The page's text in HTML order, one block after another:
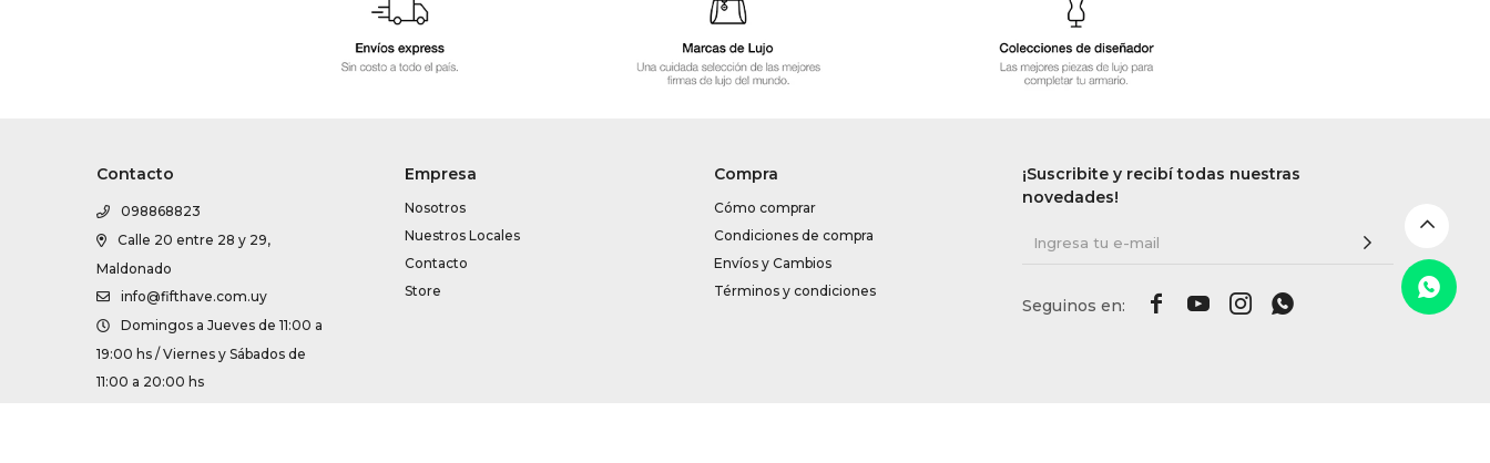
Contacto
098868823
Calle 20 entre 28 y 29,
Maldonado
info@fifthave.com.uy
Domingos a Jueves de 11:00 a
19:00 hs / Viernes y Sábados de
11:00 a 20:00 hs
Empresa
Nosotros
Nuestros Locales
Contacto
Store
Compra
Cómo comprar
Condiciones de compra
Envíos y Cambios
Términos y condiciones
¡Suscribite y recibí todas nuestras
novedades!
   